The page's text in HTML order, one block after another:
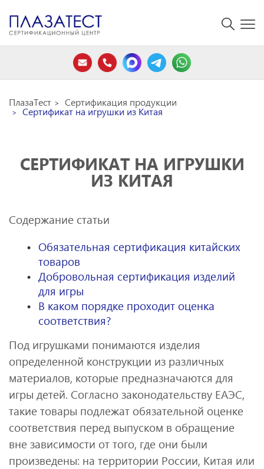
ПлазаТест Сертификация продукции
Сертификат на игрушки из Китая
СЕРТИФИКАТ НА ИГРУШКИ
ИЗ КИТАЯ
Содержание статьи
Обязательная сертификация китайских
товаров
Добровольная сертификация изделий
для игры
В каком порядке проходит оценка
соответствия?
Под игрушками понимаются изделия
определенной конструкции из различных
материалов, которые предназначаются для
игры детей. Согласно законодательству ЕАЭС,
такие товары подлежат обязательной оценке
соответствия перед выпуском в обращение
вне зависимости от того, где они были
произведены: на территории России, Китая или